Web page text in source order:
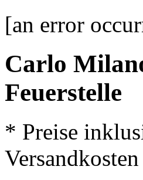
[an error
Carlo
Feuerstelle
* Preise
Versandkosten